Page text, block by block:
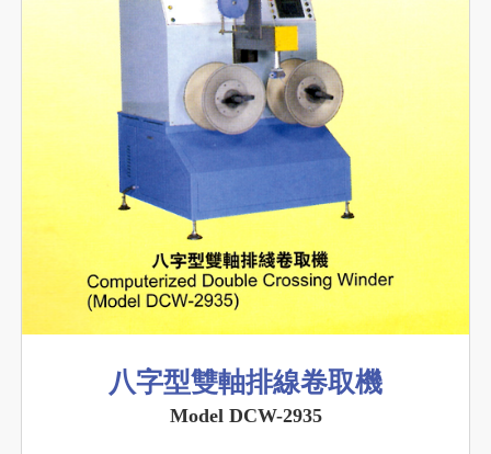
八字型雙軸排線卷取機
Model DCW-2935